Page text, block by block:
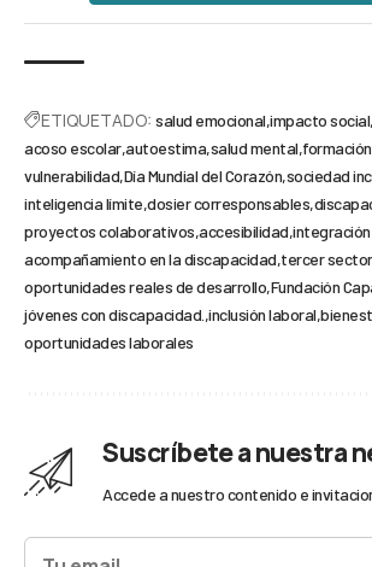
ETIQUETADO: salud emocional impacto social
acoso escolar autoestima salud mental
vulnerabilidad Día Mundial del Corazón sociedad
inteligencia límite dosier corresponsables
proyectos colaborativos accesibilidad
acompañamiento en la discapacidad tercer sector
oportunidades reales de desarrollo Fundación
jóvenes con discapacidad. inclusión laboral
oportunidades laborales
Suscríbete a nuestra
Accede a nuestro contenido e